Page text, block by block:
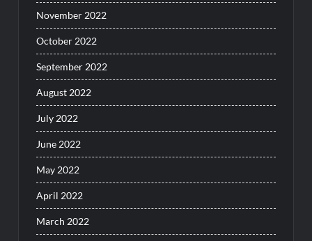
November 2022
October 2022
September 2022
August 2022
July 2022
June 2022
May 2022
April 2022
March 2022